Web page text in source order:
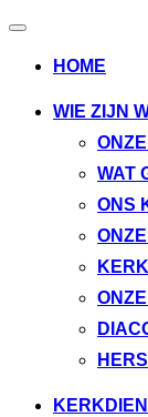
Toggle
HOME
WIE ZIJN
WAT
ONS